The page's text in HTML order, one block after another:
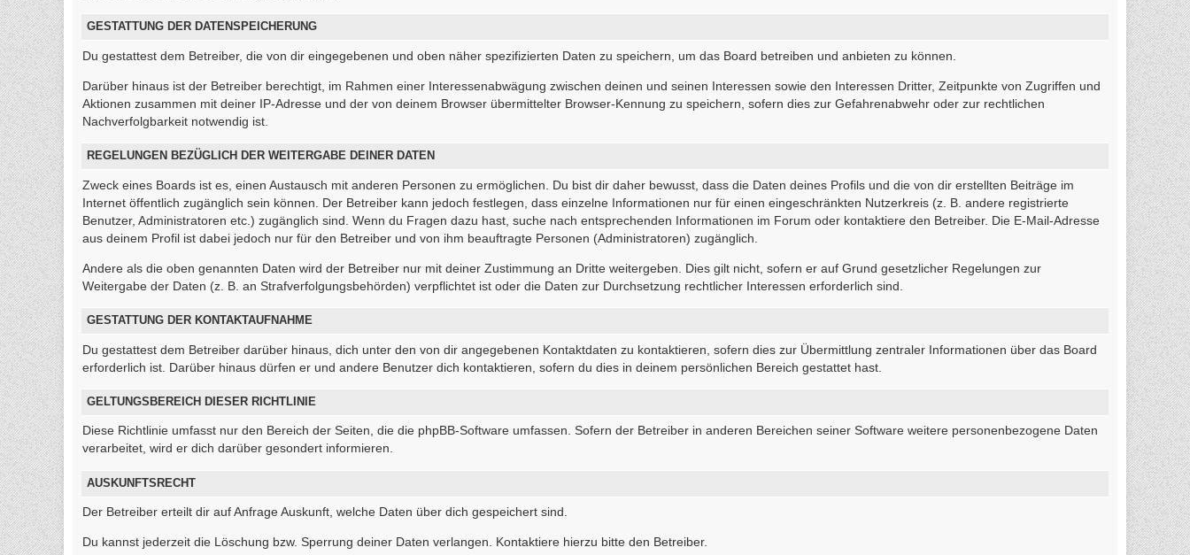
GESTATTUNG DER DATENSPEICHERUNG
Du gestattest dem Betreiber, die von dir eingegebenen und oben näher spezifizierten Daten zu speichern, um das Board betreiben und anbieten zu können.
Darüber hinaus ist der Betreiber berechtigt, im Rahmen einer Interessenabwägung zwischen deinen und seinen Interessen sowie den Interessen Dritter, Zeitpunkte von Zugriffen und
Aktionen zusammen mit deiner IP-Adresse und der von deinem Browser übermittelter Browser-Kennung zu speichern, sofern dies zur Gefahrenabwehr oder zur rechtlichen
Nachverfolgbarkeit notwendig ist.
REGELUNGEN BEZÜGLICH DER WEITERGABE DEINER DATEN
Zweck eines Boards ist es, einen Austausch mit anderen Personen zu ermöglichen. Du bist dir daher bewusst, dass die Daten deines Profils und die von dir erstellten Beiträge im
Internet öffentlich zugänglich sein können. Der Betreiber kann jedoch festlegen, dass einzelne Informationen nur für einen eingeschränkten Nutzerkreis (z. B. andere registrierte
Benutzer, Administratoren etc.) zugänglich sind. Wenn du Fragen dazu hast, suche nach entsprechenden Informationen im Forum oder kontaktiere den Betreiber. Die E-Mail-Adresse
aus deinem Profil ist dabei jedoch nur für den Betreiber und von ihm beauftragte Personen (Administratoren) zugänglich.
Andere als die oben genannten Daten wird der Betreiber nur mit deiner Zustimmung an Dritte weitergeben. Dies gilt nicht, sofern er auf Grund gesetzlicher Regelungen zur
Weitergabe der Daten (z. B. an Strafverfolgungsbehörden) verpflichtet ist oder die Daten zur Durchsetzung rechtlicher Interessen erforderlich sind.
GESTATTUNG DER KONTAKTAUFNAHME
Du gestattest dem Betreiber darüber hinaus, dich unter den von dir angegebenen Kontaktdaten zu kontaktieren, sofern dies zur Übermittlung zentraler Informationen über das Board
erforderlich ist. Darüber hinaus dürfen er und andere Benutzer dich kontaktieren, sofern du dies in deinem persönlichen Bereich gestattet hast.
GELTUNGSBEREICH DIESER RICHTLINIE
Diese Richtlinie umfasst nur den Bereich der Seiten, die die phpBB-Software umfassen. Sofern der Betreiber in anderen Bereichen seiner Software weitere personenbezogene Daten
verarbeitet, wird er dich darüber gesondert informieren.
AUSKUNFTSRECHT
Der Betreiber erteilt dir auf Anfrage Auskunft, welche Daten über dich gespeichert sind.
Du kannst jederzeit die Löschung bzw. Sperrung deiner Daten verlangen. Kontaktiere hierzu bitte den Betreiber.